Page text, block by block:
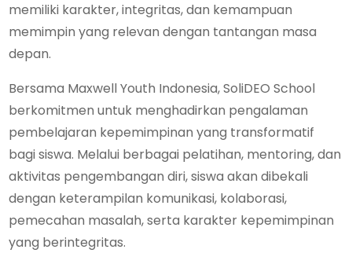
memiliki karakter, integritas, dan kemampuan
memimpin yang relevan dengan tantangan masa
depan.
Bersama Maxwell Youth Indonesia, SoliDEO School
berkomitmen untuk menghadirkan pengalaman
pembelajaran kepemimpinan yang transformatif
bagi siswa. Melalui berbagai pelatihan, mentoring, dan
aktivitas pengembangan diri, siswa akan dibekali
dengan keterampilan komunikasi, kolaborasi,
pemecahan masalah, serta karakter kepemimpinan
yang berintegritas.